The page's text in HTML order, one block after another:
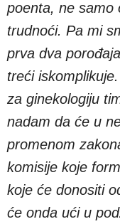
poenta, ne samo
trudnoći. Pa mi
prva dva
treći
za ginekologiju
nadam da će u
promenom
komisije koje
koje će donositi
će onda ući u